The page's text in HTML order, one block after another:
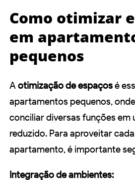
Como otimizar
em
pequenos
Aotimização de espaçosé
apartamentos pequenos,
conciliar diversas funções em
reduzido. Para aproveitar
apartamento, é importante
Integração de ambientes: